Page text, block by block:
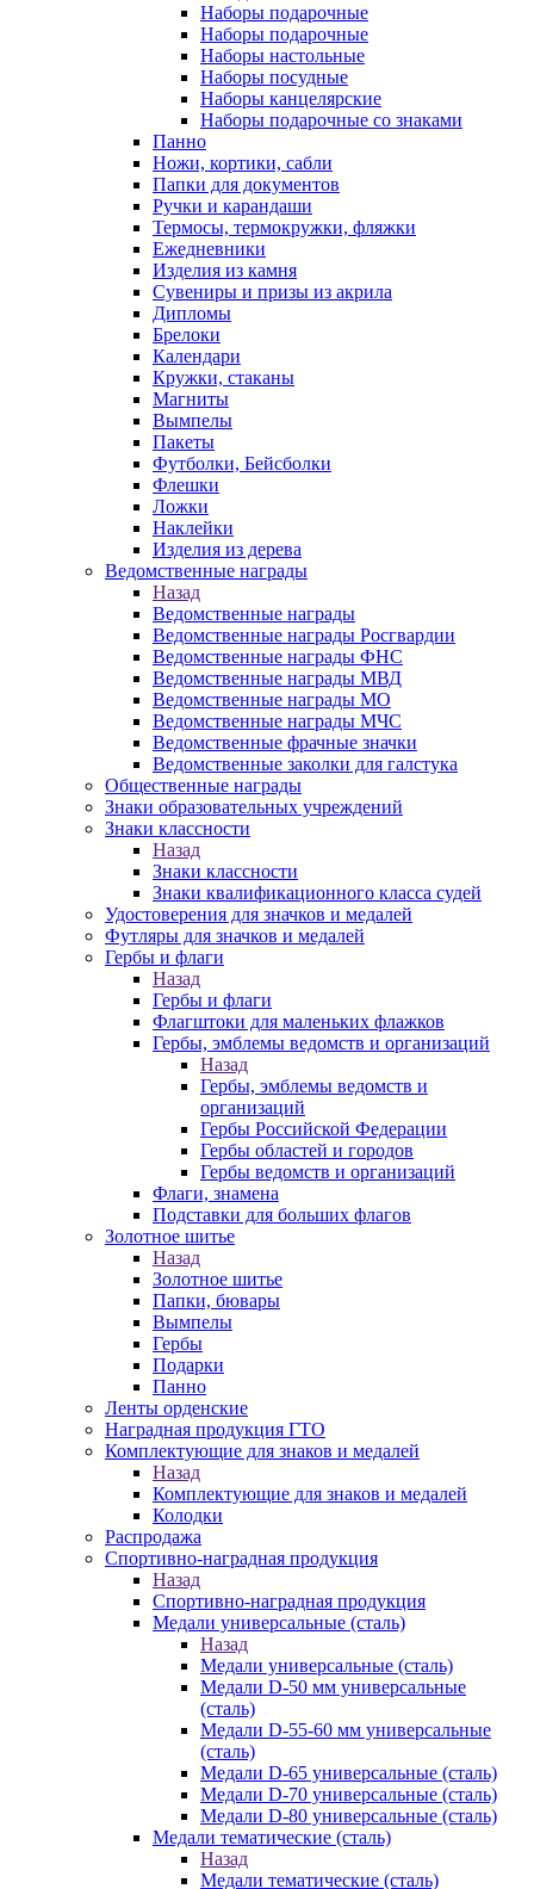
Наборы подарочные
Наборы подарочные
Наборы настольные
Наборы посудные
Наборы канцелярские
Наборы подарочные со знаками
Панно
Ножи, кортики, сабли
Папки для документов
Ручки и карандаши
Термосы, термокружки, фляжки
Ежедневники
Изделия из камня
Сувениры и призы из акрила
Дипломы
Брелоки
Календари
Кружки, стаканы
Магниты
Вымпелы
Пакеты
Футболки, Бейсболки
Флешки
Ложки
Наклейки
Изделия из дерева
Ведомственные награды
Назад
Ведомственные награды
Ведомственные награды Росгвардии
Ведомственные награды ФНС
Ведомственные награды МВД
Ведомственные награды МО
Ведомственные награды МЧС
Ведомственные фрачные значки
Ведомственные заколки для галстука
Общественные награды
Знаки образовательных учреждений
Знаки классности
Назад
Знаки классности
Знаки квалификационного класса судей
Удостоверения для значков и медалей
Футляры для значков и медалей
Гербы и флаги
Назад
Гербы и флаги
Флагштоки для маленьких флажков
Гербы, эмблемы ведомств и организаций
Назад
Гербы, эмблемы ведомств и
организаций
Гербы Российской Федерации
Гербы областей и городов
Гербы ведомств и организаций
Флаги, знамена
Подставки для больших флагов
Золотное шитье
Назад
Золотное шитье
Папки, бювары
Вымпелы
Гербы
Подарки
Панно
Ленты орденские
Наградная продукция ГТО
Комплектующие для знаков и медалей
Назад
Комплектующие для знаков и медалей
Колодки
Распродажа
Спортивно-наградная продукция
Назад
Спортивно-наградная продукция
Медали универсальные (сталь)
Назад
Медали универсальные (сталь)
Медали D-50 мм универсальные
(сталь)
Медали D-55-60 мм универсальные
(сталь)
Медали D-65 универсальные (сталь)
Медали D-70 универсальные (сталь)
Медали D-80 универсальные (сталь)
Медали тематические (сталь)
Назад
Медали тематические (сталь)